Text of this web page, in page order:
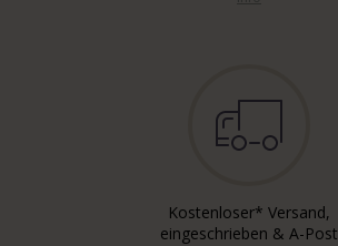
Kostenloser* Versand,
eingeschrieben & A-Post